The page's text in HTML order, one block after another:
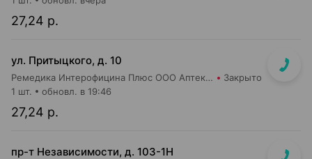
27,24 р.
ул. Притыцкого, д. 10
Ремедика Интерофицина Плюс ООО Аптека №8 Закрыто
27,24 р.
1 шт. обновл. в 19:46
пр-т Независимости, д. 103-1Н